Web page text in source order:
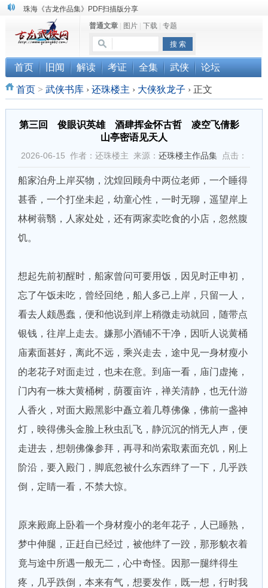
珠海《古龙作品集》PDF扫描版分享
三千藏书奉江湖 ， 诚邀侠友共赏鉴
“武侠书库”查缺补漏活动圆满结束
普通文章| 图片| 下载| 专题
首页 旧闻 解读 考证 全集 武侠 论坛
首页> 武侠书库 › 还珠楼主 › 大侠狄龙子 ›正文
第三回 俊眼识英雄 酒肆挥金怀古哲 凌空飞倩影
山亭密语见天人
2026-06-15 作者：还珠楼主 来源： 还珠楼主作品集点击：
船家泊舟上岸买物，沈煌回顾舟中两位老师，一个睡得
甚香，一个打坐未起，幼童心性，一时无聊，遥望岸上
林树蓊翳，人家处处，还有两家卖吃食的小店，忽然腹
饥。
想起先前初醒时，船家曾问可要用饭，因见时正申初，
忘了午饭未吃，曾经回绝，船人多己上岸，只留一人，
看去人颇愚蠢，便和他说到岸上稍微走动就回，随带点
银钱，往岸上走去。嫌那小酒铺不干净，因听人说黄桶
庙素面甚好，离此不远，乘兴走去，途中见一身材瘦小
的老花子对面走过，也未在意。到庙一看，庙门虚掩，
门内有一株大黄桶树，荫覆亩许，禅关清静，也无什游
人香火，对面大殿黑影中矗立着几尊佛像，佛前一盏神
灯，映得佛头金脸上秋虫乱飞，静沉沉的悄无人声，便
走进去，想朝佛像参拜，再寻和尚索取素面充饥，刚上
阶沿，要入殿门，脚底忽被什么东西绊了一下，几乎跌
倒，定睛一看，不禁大惊。
原来殿廊上卧着一个身材瘦小的老年花子，人已睡熟，
梦中伸腿，正赶自已经过，被他绊了一跤，那形貌衣着
竟与途中所遇一般无二，心中奇怪。因那一腿绊得生
疼，几乎跌倒，本来有气，想要发作，既一想，行时我